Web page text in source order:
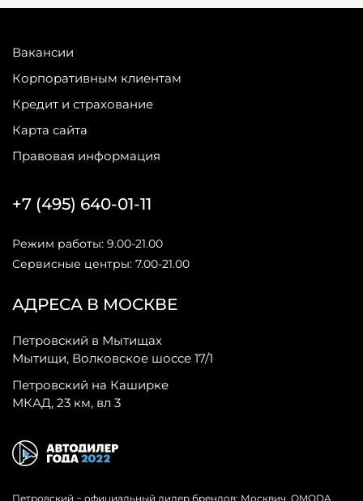
Вакансии
Корпоративным клиентам
Кредит и страхование
Карта сайта
Правовая информация
АДРЕСА В МОСКВЕ
Петровский в Мытищах
Мытищи, Волковское шоссе 17/1
Петровский на Каширке
МКАД, 23 км, вл 3
+7 (495) 640-01-11
Режим работы: 9.00-21.00
Сервисные центры: 7.00-21.00
Петровский − официальный дилер брендов: Москвич, OMODA,